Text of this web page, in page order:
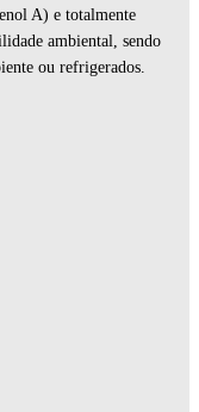
A) e totalmente
ambiental, sendo
ou refrigerados.